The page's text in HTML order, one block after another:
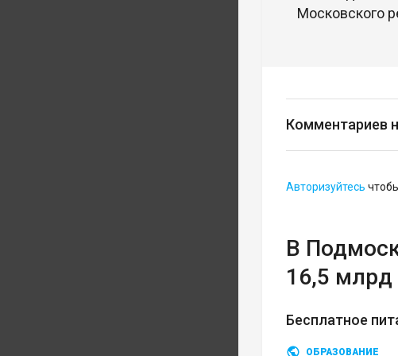
Московского
Комментариев
Авторизуйтесь
В
16,5 млрд
Бесплатное
ОБРАЗОВАНИЕ